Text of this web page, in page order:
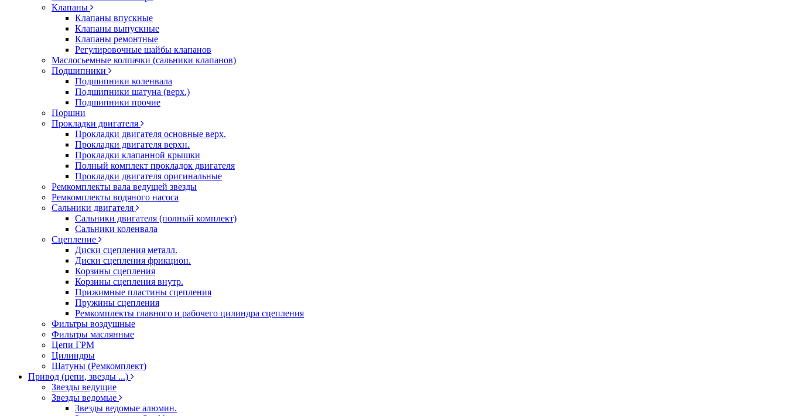
Клапаны
Клапаны впускные
Клапаны выпускные
Клапаны ремонтные
Регулировочные шайбы клапанов
Маслосьемные колпачки (сальники клапанов)
Подшипники
Подшипники коленвала
Подшипники шатуна (верх.)
Подшипники прочие
Поршни
Прокладки двигателя
Прокладки двигателя основные верх.
Прокладки двигателя верхн.
Прокладки клапанной крышки
Полный комплект прокладок двигателя
Прокладки двигателя оригинальные
Ремкомплекты вала ведущей звезды
Ремкомплекты водяного насоса
Сальники двигателя
Сальники двигателя (полный комплект)
Сальники коленвала
Сцепление
Диски сцепления металл.
Диски сцепления фрикцион.
Корзины сцепления
Корзины сцепления внутр.
Прижимные пластины сцепления
Пружины сцепления
Ремкомплекты главного и рабочего цилиндра сцепления
Фильтры воздушные
Фильтры маслянные
Цепи ГРМ
Цилиндры
Шатуны (Ремкомплект)
Привод (цепи, звезды ...)
Звезды ведущие
Звезды ведомые
Звезды ведомые алюмин.